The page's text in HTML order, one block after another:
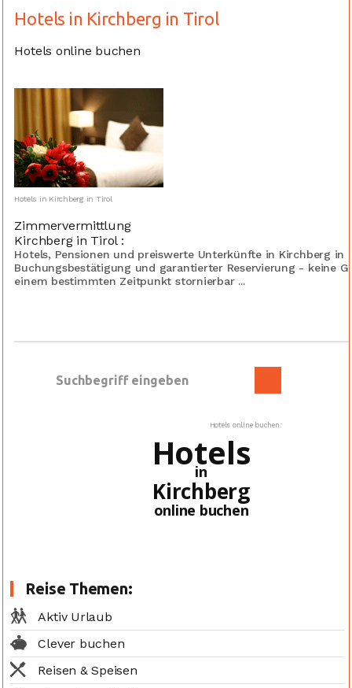
Hotels in Kirchberg in Tirol
Hotels online buchen
Hotels in Kirchberg in Tirol
Zimmervermittlung
Kirchberg in Tirol :
Hotels, Pensionen und preiswerte Unterkünfte in Kirchberg
Buchungsbestätigung und garantierter Reservierung - keine
einem bestimmten Zeitpunkt stornierbar ...
Hotels online buchen:
Hotels
in
Kirchberg
online buchen
Reise Themen:
Aktiv Urlaub
Clever buchen
Reisen & Speisen